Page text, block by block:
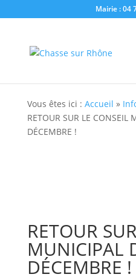
Mairie : 04
Vous êtes ici : Accueil »
RETOUR SUR LE CONSEIL
DÉCEMBRE !
RETOUR
MUNICIPAL
DÉCEMBRE !